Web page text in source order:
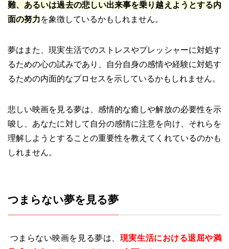
難、あるいは過去の悲しい出来事を乗り越えようとする内
面の努力を象徴しているかもしれません。
夢はまた、現実生活でのストレスやプレッシャーに対処す
るための心の試みであり、自分自身の感情や経験に対処す
るための内面的なプロセスを示しているかもしれません。
悲しい映画を見る夢は、感情的な癒しや解放の必要性を示
唆し、あなたに対して自分の感情に注意を向け、それらを
理解しようとすることの重要性を教えてくれているのかも
しれません。
つまらない夢を見る夢
つまらない映画を見る夢は、 現実生活における退屈や満